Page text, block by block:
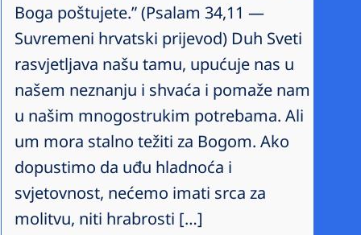
Boga poštujete.” (Psalam 34,11 —
Suvremeni hrvatski prijevod) Duh Sveti
rasvjetljava našu tamu, upućuje nas u
našem neznanju i shvaća i pomaže nam
u našim mnogostrukim potrebama. Ali
um mora stalno težiti za Bogom. Ako
dopustimo da uđu hladnoća i
svjetovnost, nećemo imati srca za
molitvu, niti hrabrosti […]